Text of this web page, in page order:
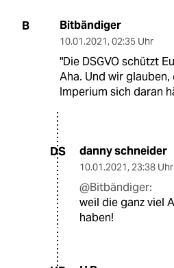
B Bitbändiger
10.01.2021, 02:35 Uhr
"Die DSGVO schützt
Aha. Und wir
Imperium sich daran
DS danny schneider
10.01.2021, 23:38 Uhr
@Bitbändiger:
weil die ganz viel
haben!